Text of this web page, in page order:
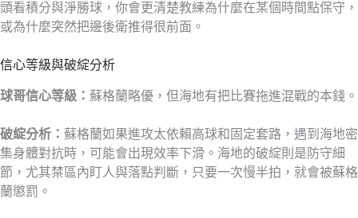
頭看積分與淨勝球，你會更清楚教練為什麼在某個時間點保守，
或為什麼突然把邊後衛推得很前面。
信心等級與破綻分析
球哥信心等級： 蘇格蘭略優，但海地有把比賽拖進混戰的本錢。
破綻分析： 蘇格蘭如果進攻太依賴高球和固定套路，遇到海地密
集身體對抗時，可能會出現效率下滑。海地的破綻則是防守細
節，尤其禁區內盯人與落點判斷，只要一次慢半拍，就會被蘇格
蘭懲罰。